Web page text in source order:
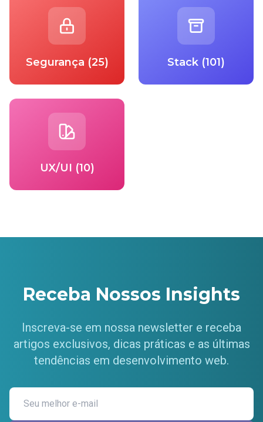
Segurança (25) Stack (101)
UX/UI (10)
Receba Nossos Insights
Inscreva-se em nossa newsletter e receba
artigos exclusivos, dicas práticas e as últimas
tendências em desenvolvimento web.